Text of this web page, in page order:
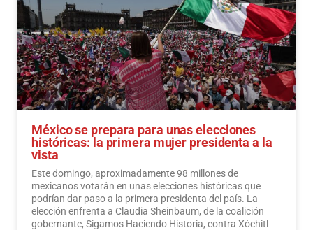
México se prepara para unas elecciones
históricas: la primera mujer presidenta a la
vista
Este domingo, aproximadamente 98 millones de
mexicanos votarán en unas elecciones históricas que
podrían dar paso a la primera presidenta del país. La
elección enfrenta a Claudia Sheinbaum, de la coalición
gobernante, Sigamos Haciendo Historia, contra Xóchitl